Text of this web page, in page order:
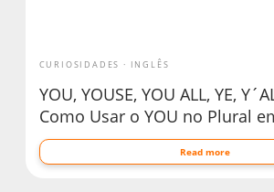
CURIOSIDADES INGLÊS
YOU, YOUSE, YOU ALL, YE,
Como Usar o YOU no Plural
Read more